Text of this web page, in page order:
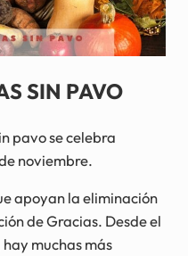
SIN PAVO
pavo se celebra
noviembre.
apoyan la eliminación
de Gracias. Desde el
muchas más